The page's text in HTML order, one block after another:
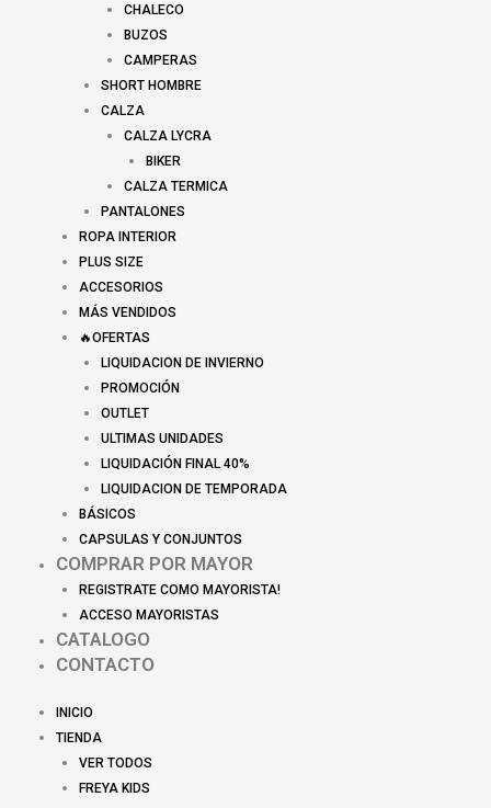
CHALECO
BUZOS
CAMPERAS
SHORT HOMBRE
CALZA
CALZA LYCRA
BIKER
CALZA TERMICA
PANTALONES
ROPA INTERIOR
PLUS SIZE
ACCESORIOS
MÁS VENDIDOS
🔥OFERTAS
LIQUIDACION DE INVIERNO
PROMOCIÓN
OUTLET
ULTIMAS UNIDADES
LIQUIDACIÓN FINAL 40%
LIQUIDACION DE TEMPORADA
BÁSICOS
CAPSULAS Y CONJUNTOS
COMPRAR POR MAYOR
REGISTRATE COMO MAYORISTA!
ACCESO MAYORISTAS
CATALOGO
CONTACTO
INICIO
TIENDA
VER TODOS
FREYA KIDS